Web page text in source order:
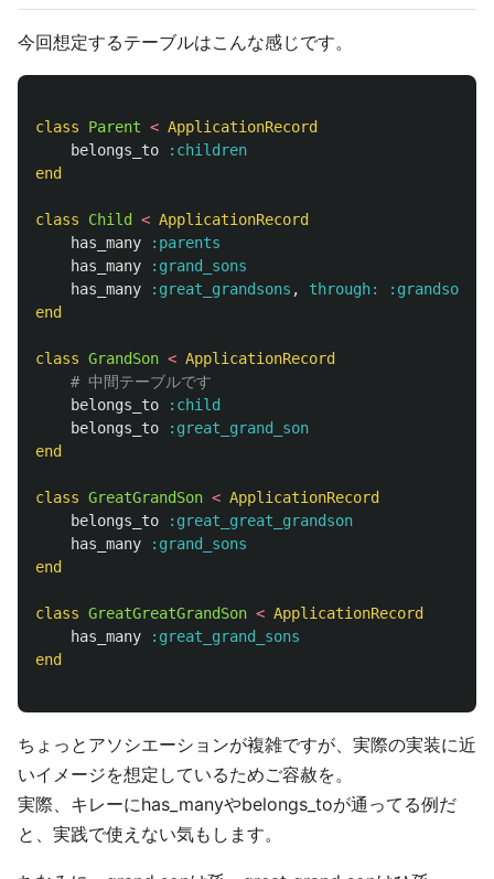
今回想定するテーブルはこんな感じです。
class Parent < ApplicationRecord
belongs_to
:children
end
class Child < ApplicationRecord
has_many
:parents
has_many
:grand_sons
has_many
:great_grandsons ,
through: :grandsons
end
class GrandSon < ApplicationRecord
# 中間テーブルです
belongs_to
:child
belongs_to
:great_grand_son
end
class GreatGrandSon < ApplicationRecord
belongs_to
:great_great_grandson
has_many
:grand_sons
end
class GreatGreatGrandSon < ApplicationRecord
has_many
:great_grand_sons
end
ちょっとアソシエーションが複雑ですが、実際の実装に近
いイメージを想定しているためご容赦を。
実際、キレーにhas_manyやbelongs_toが通ってる例だ
と、実践で使えない気もします。